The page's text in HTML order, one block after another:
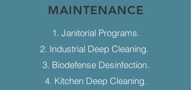
MAINTENANCE
1. Janitorial Programs.
2. Industrial Deep Cleaning.
3. Biodefense Desinfection.
4. Kitchen Deep Cleaning.